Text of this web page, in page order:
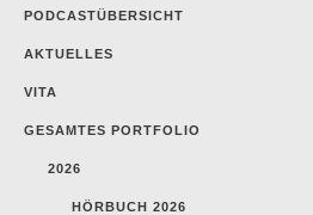
PODCASTÜBERSICHT
AKTUELLES
VITA
GESAMTES PORTFOLIO
2026
HÖRBUCH 2026